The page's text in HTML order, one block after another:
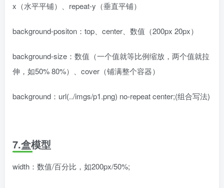
x（水平平铺）、repeat-y（垂直平铺）
background-positon：top、center、数值（200px 20px）
background-size：数值（一个值就等比例缩放，两个值就拉
伸，如50% 80%）、cover（铺满整个容器）
background：url(../imgs/p1.png) no-repeat center;(组合写法)
7.盒模型
width：数值/百分比，如200px/50%;